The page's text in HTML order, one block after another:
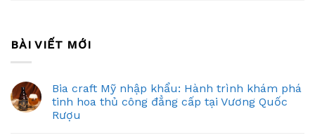
BÀI VIẾT MỚI
Bia craft Mỹ nhập khẩu: Hành trình khám phá
tinh hoa thủ công đẳng cấp tại Vương Quốc
Rượu